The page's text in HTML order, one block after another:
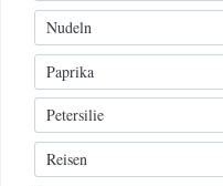
Nudeln
Paprika
Petersilie
Reisen